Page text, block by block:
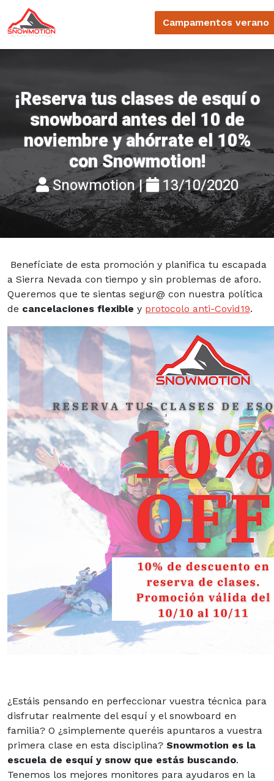
Campamentos verano
¡Reserva tus clases de esquí o
snowboard antes del 10 de
noviembre y ahórrate el 10%
con Snowmotion!
Snowmotion | 13/10/2020
Benefíciate de esta promoción y planifica tu escapada
a Sierra Nevada con tiempo y sin problemas de aforo.
Queremos que te sientas segur@ con nuestra política
de cancelaciones flexible y protocolo anti-Covid19.
¿Estáis pensando en perfeccionar vuestra técnica para
disfrutar realmente del esquí y el snowboard en
familia? O ¿simplemente queréis apuntaros a vuestra
primera clase en esta disciplina? Snowmotion es la
escuela de esquí y snow que estás buscando.
Tenemos los mejores monitores para ayudaros en la